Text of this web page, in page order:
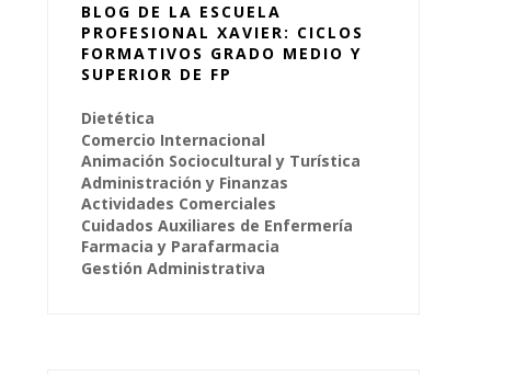
BLOG DE LA ESCUELA
PROFESIONAL XAVIER: CICLOS
FORMATIVOS GRADO MEDIO Y
SUPERIOR DE FP
Dietética
Comercio Internacional
Animación Sociocultural y Turística
Administración y Finanzas
Actividades Comerciales
Cuidados Auxiliares de Enfermería
Farmacia y Parafarmacia
Gestión Administrativa